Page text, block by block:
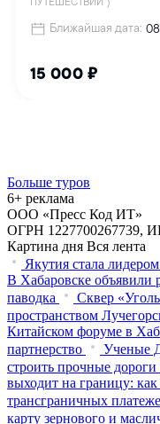
Больше туров
6+ реклама
ООО «Пресс Код ИТ»
ОГРН 1227700267739,
Картина дня Вся лента
Якутия стала
В Хабаровске объявили
паводка
Сквер
пространством
Китайском форуме в
партнерство
Ученые
строить прочные
выходит на границу:
трансграничных
карту зернового и